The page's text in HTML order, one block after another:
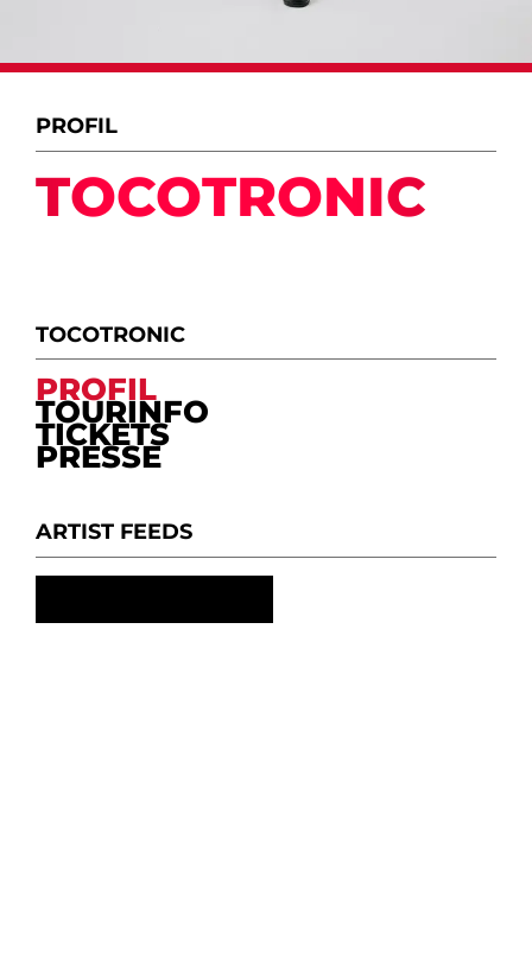
PROFIL
TOCOTRONIC
TOCOTRONIC
PROFIL
TOURINFO
TICKETS
PRESSE
ARTIST FEEDS